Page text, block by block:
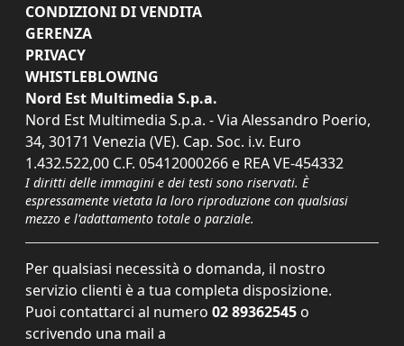
CONDIZIONI DI VENDITA
GERENZA
PRIVACY
WHISTLEBLOWING
Nord Est Multimedia S.p.a.
Nord Est Multimedia S.p.a. - Via Alessandro Poerio,
34, 30171 Venezia (VE). Cap. Soc. i.v. Euro
1.432.522,00 C.F. 05412000266 e REA VE-454332
I diritti delle immagini e dei testi sono riservati. È
espressamente vietata la loro riproduzione con qualsiasi
mezzo e l'adattamento totale o parziale.
Per qualsiasi necessità o domanda, il nostro
servizio clienti è a tua completa disposizione.
Puoi contattarci al numero 02 89362545 o
scrivendo una mail a